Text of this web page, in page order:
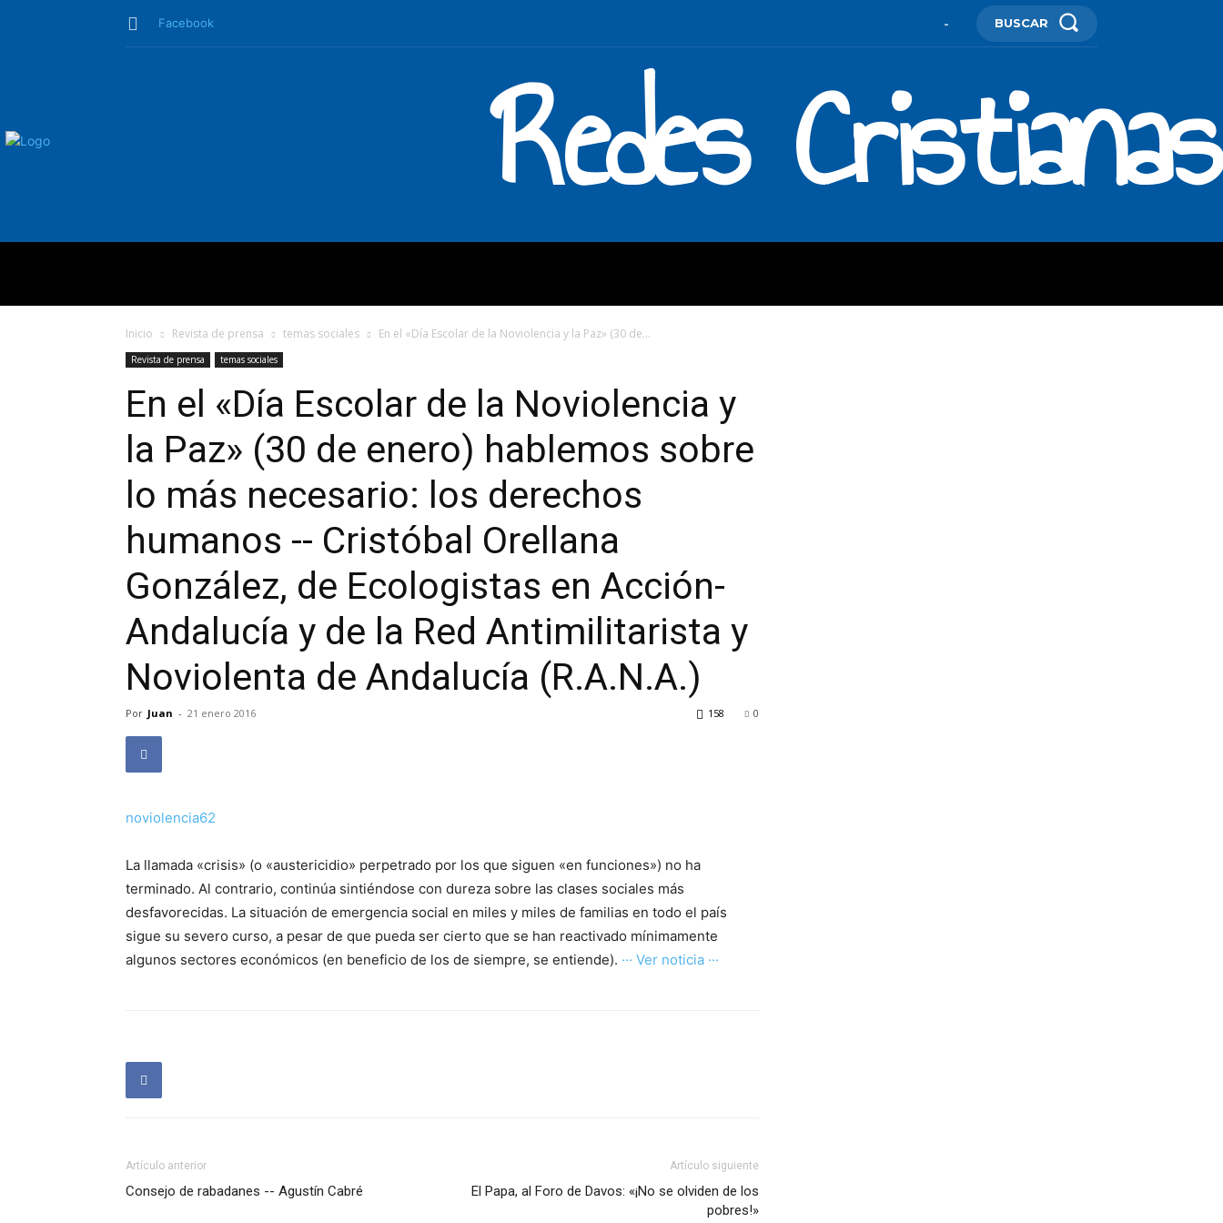
Facebook - BUSCAR
Redes Cristianas
Inicio Revista de prensa temas sociales En el «Día Escolar de la Noviolencia y la Paz» (30 de...
Revista de prensa temas sociales
En el «Día Escolar de la Noviolencia y
la Paz» (30 de enero) hablemos sobre
lo más necesario: los derechos
humanos -- Cristóbal Orellana
González, de Ecologistas en Acción-
Andalucía y de la Red Antimilitarista y
Noviolenta de Andalucía (R.A.N.A.)
Por Juan - 21 enero 2016 0
158
noviolencia62
La llamada «crisis» (o «austericidio» perpetrado por los que siguen «en funciones») no ha
terminado. Al contrario, continúa sintiéndose con dureza sobre las clases sociales más
desfavorecidas. La situación de emergencia social en miles y miles de familias en todo el país
sigue su severo curso, a pesar de que pueda ser cierto que se han reactivado mínimamente
algunos sectores económicos (en beneficio de los de siempre, se entiende). ··· Ver noticia ···
Artículo anterior
Consejo de rabadanes -- Agustín Cabré
Artículo siguiente
El Papa, al Foro de Davos: «¡No se olviden de los
pobres!»